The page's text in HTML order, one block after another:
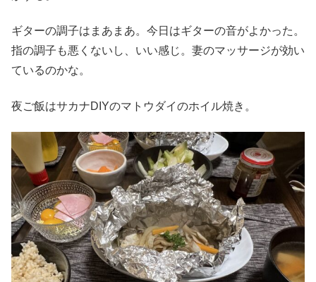
ギターの調子はまあまあ。今日はギターの音がよかった。
指の調子も悪くないし、いい感じ。妻のマッサージが効い
ているのかな。
夜ご飯はサカナDIYのマトウダイのホイル焼き。